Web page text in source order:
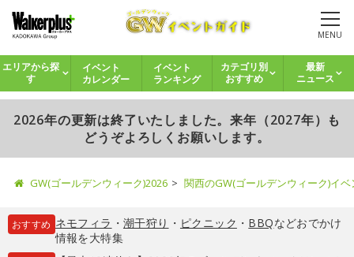
MENU
エリアから探
す
イベント
カレンダー
イベント
ランキング
カテゴリ別
おすすめ
最新
ニュース
2026年の更新は終了いたしました。来年（2027年）も
どうぞよろしくお願いします。
GW(ゴールデンウィーク)2026 関西のGW(ゴールデンウィーク)イ
おすすめ ネモフィラ ・ 潮干狩り ・ ピクニック ・ BBQなどおでかけ
情報を大特集